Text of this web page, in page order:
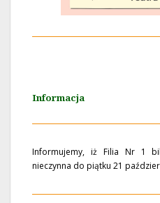
Informacja
Informujemy, iż Filia Nr 1
nieczynna do piątku 21